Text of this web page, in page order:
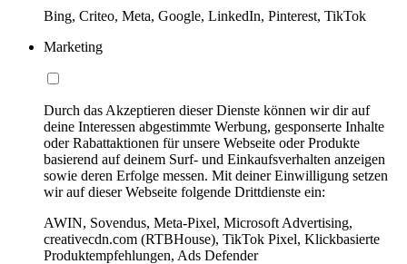
Bing, Criteo, Meta, Google, LinkedIn, Pinterest, TikTok
Marketing
Durch das Akzeptieren dieser Dienste können wir dir auf
deine Interessen abgestimmte Werbung, gesponserte Inhalte
oder Rabattaktionen für unsere Webseite oder Produkte
basierend auf deinem Surf- und Einkaufsverhalten anzeigen
sowie deren Erfolge messen. Mit deiner Einwilligung setzen
wir auf dieser Webseite folgende Drittdienste ein:
AWIN, Sovendus, Meta-Pixel, Microsoft Advertising,
creativecdn.com (RTBHouse), TikTok Pixel, Klickbasierte
Produktempfehlungen, Ads Defender